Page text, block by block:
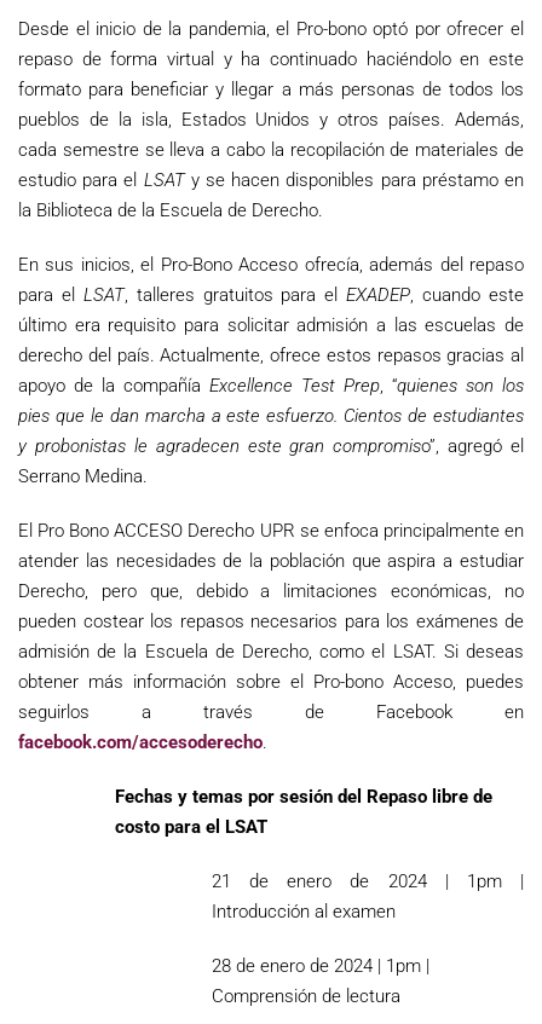
Desde el inicio de la pandemia, el Pro-bono optó por ofrecer el
repaso de forma virtual y ha continuado haciéndolo en este
formato para beneficiar y llegar a más personas de todos los
pueblos de la isla, Estados Unidos y otros países. Además,
cada semestre se lleva a cabo la recopilación de materiales de
estudio para el LSATy se hacen disponibles para préstamo en
la Biblioteca de la Escuela de Derecho.
En sus inicios, el Pro-Bono Acceso ofrecía, además del repaso
para el LSAT, talleres gratuitos para elEXADEP, cuando este
último era requisito para solicitar admisión a las escuelas de
derecho del país. Actualmente, ofrece estos repasos gracias al
apoyo de la compañía Excellence Test Prep, “quienes son los
pies que le dan marcha a este esfuerzo. Cientos de estudiantes
y probonistas le agradecen este gran compromiso”, agregó el
Serrano Medina.
El Pro Bono ACCESO Derecho UPR se enfoca principalmente en
atender las necesidades de la población que aspira a estudiar
Derecho, pero que, debido a limitaciones económicas, no
pueden costear los repasos necesarios para los exámenes de
admisión de la Escuela de Derecho, como el LSAT. Si deseas
obtener más información sobre el Pro-bono Acceso, puedes
seguirlos a través de Facebook en
facebook.com/accesoderecho.
Fechas y temas por sesión del Repaso libre de
costo para el LSAT
21 de enero de 2024 | 1pm |
Introducción al examen
28 de enero de 2024 | 1pm |
Comprensión de lectura